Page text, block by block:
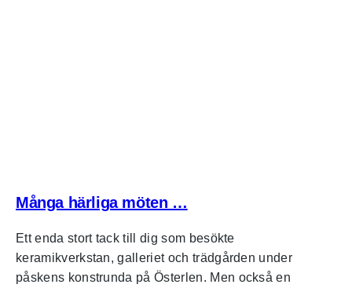
Många härliga möten …
Ett enda stort tack till dig som besökte
keramikverkstan, galleriet och trädgården under
påskens konstrunda på Österlen. Men också en